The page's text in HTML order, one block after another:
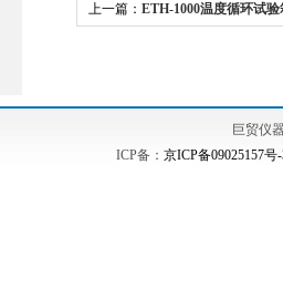
上一篇： ETH-1000温度循环试验
巨贸仪
ICP备： 京ICP备09025157号